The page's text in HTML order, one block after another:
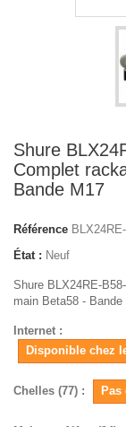
Shure
Complet
Bande M17
Référence
État : Neuf
Shure BLX24RE-
main Beta58 - Bande
Internet :
Disponible chez
Chelles (77) : Pas